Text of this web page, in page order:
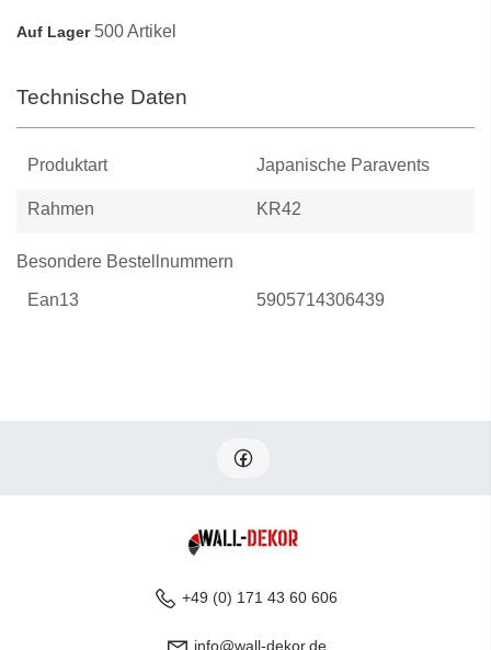
Auf Lager 500 Artikel
Technische Daten
Produktart Japanische Paravents
Rahmen KR42
Besondere Bestellnummern
Ean13 5905714306439
+49 (0) 171 43 60 606
info@wall-dekor.de